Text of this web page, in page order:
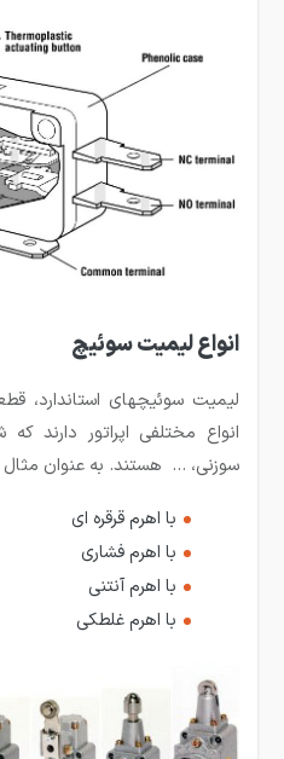
انواع لیمیت سوئیچ
لیمیت سوئیچ­های استاندارد،
انواع مختلفی اپراتور دارند
سوزنی، … هستند. به عنوان مثال
با اهرم قرقره ای
با اهرم فشاری
با اهرم آنتنی
با اهرم غلطکی